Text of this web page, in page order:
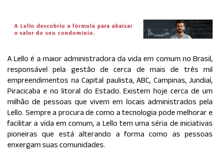
A Lello é a maior administradora da vida em comum no Brasil,
responsável pela gestão de cerca de mais de três mil
empreendimentos na Capital paulista, ABC, Campinas, Jundiaí,
Piracicaba e no litoral do Estado. Existem hoje cerca de um
milhão de pessoas que vivem em locais administrados pela
Lello. Sempre a procura de como a tecnologia pode melhorar e
facilitar a vida em comum, a Lello tem uma séria de iniciativas
pioneiras que está alterando a forma como as pessoas
enxergam suas comunidades.